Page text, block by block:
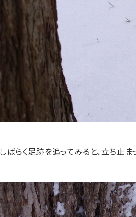
しばらく足跡を追ってみると、立ち止